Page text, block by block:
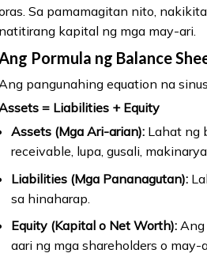
Sa pamamagitan nito,
natitirang kapital ng mga may-ari.
Pormula ng Balance
pangunahing equation na
= Liabilities + Equity
Assets (Mga Ari-arian):Lahat ng
receivable, lupa, gusali,
Liabilities (Mga Pananagutan):
sa hinaharap.
Equity (Kapital o Net Worth):Ang
aari ng mga shareholders o may-